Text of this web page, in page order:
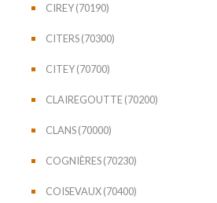
CIREY (70190)
CITERS (70300)
CITEY (70700)
CLAIREGOUTTE (70200)
CLANS (70000)
COGNIÈRES (70230)
COISEVAUX (70400)